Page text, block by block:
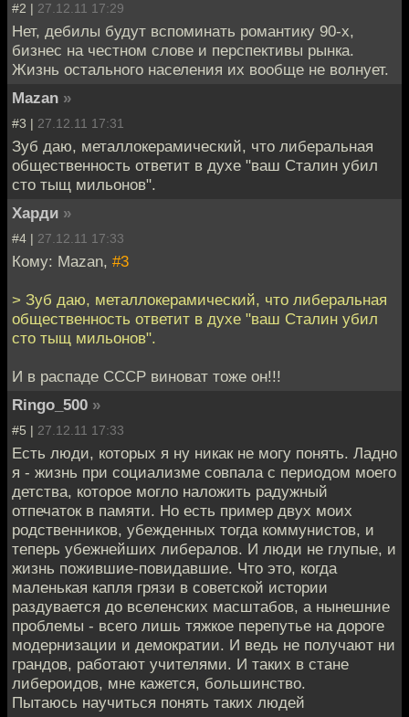
#2 | 27.12.11 17:29
Нет, дебилы будут вспоминать романтику 90-х,
бизнес на честном слове и перспективы рынка.
Жизнь остального населения их вообще не волнует.
Mazan »
#3 | 27.12.11 17:31
Зуб даю, металлокерамический, что либеральная
общественность ответит в духе "ваш Сталин убил
сто тыщ мильонов".
Харди »
#4 | 27.12.11 17:33
Кому: Mazan, #3
> Зуб даю, металлокерамический, что либеральная
общественность ответит в духе "ваш Сталин убил
сто тыщ мильонов".
И в распаде СССР виноват тоже он!!!
Ringo_500 »
#5 | 27.12.11 17:33
Есть люди, которых я ну никак не могу понять. Ладно
я - жизнь при социализме совпала с периодом моего
детства, которое могло наложить радужный
отпечаток в памяти. Но есть пример двух моих
родственников, убежденных тогда коммунистов, и
теперь убежнейших либералов. И люди не глупые, и
жизнь пожившие-повидавшие. Что это, когда
маленькая капля грязи в советской истории
раздувается до вселенских масштабов, а нынешние
проблемы - всего лишь тяжкое перепутье на дороге
модернизации и демократии. И ведь не получают ни
грандов, работают учителями. И таких в стане
либероидов, мне кажется, большинство.
Пытаюсь научиться понять таких людей